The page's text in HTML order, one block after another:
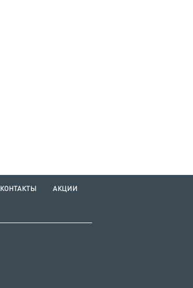
КОНТАКТЫ АКЦИИ